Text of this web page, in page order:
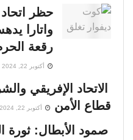
حظر
واتارا
رقعة
أكتوبر 22, 2024
الاتحاد الإفريقي
قطاع الأمن
أكتوبر 22, 2024
صمود الأبطال: ثورة